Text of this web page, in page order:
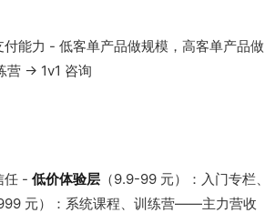
能力 - 低客单产品做规模，高客单产品做
营 → 1v1 咨询
任 - 低价体验层 （9.9-99 元）：入门专栏、
999 元）：系统课程、训练营——主力营收